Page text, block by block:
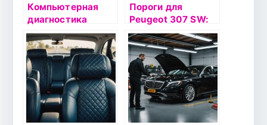
Компьютерная
диагностика
автомобиля: ключ
к долголетию
вашего
автомобиля в
Невском районе
СПб
Пороги для
Peugeot 307 SW:
Надежность и
стиль для вашего
автомобиля